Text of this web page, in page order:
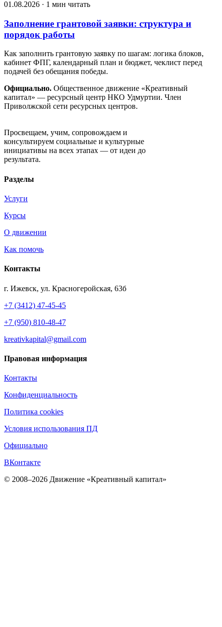
01.08.2026 · 1 мин читать
Заполнение грантовой заявки: структура и
порядок работы
Как заполнить грантовую заявку по шагам: логика блоков,
кабинет ФПГ, календарный план и бюджет, чеклист перед
подачей без обещания победы.
Официально. Общественное движение «Креативный
капитал» — ресурсный центр НКО Удмуртии. Член
Приволжской сети ресурсных центров.
Просвещаем, учим, сопровождаем и
консультируем социальные и культурные
инициативы на всех этапах — от идеи до
результата.
Разделы
Услуги
Курсы
О движении
Как помочь
Контакты
г. Ижевск, ул. Красногеройская, 63б
+7 (3412) 47-45-45
+7 (950) 810-48-47
kreativkapital@gmail.com
Правовая информация
Контакты
Конфиденциальность
Политика cookies
Условия использования ПД
Официально
ВКонтакте
© 2008–2026 Движение «Креативный капитал»